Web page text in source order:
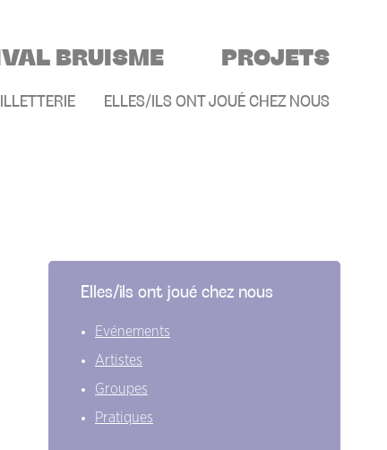
BRUISME PROJETS
ELLES/ILS ONT JOUÉ CHEZ NOUS
Elles/ils ont joué chez nous
Evénements
Artistes
Groupes
Pratiques